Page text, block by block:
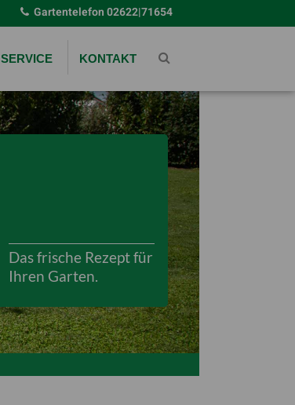
Gartentelefon02622|71654
SERVICE KONTAKT
Das frische Rezept für
Ihren Garten.